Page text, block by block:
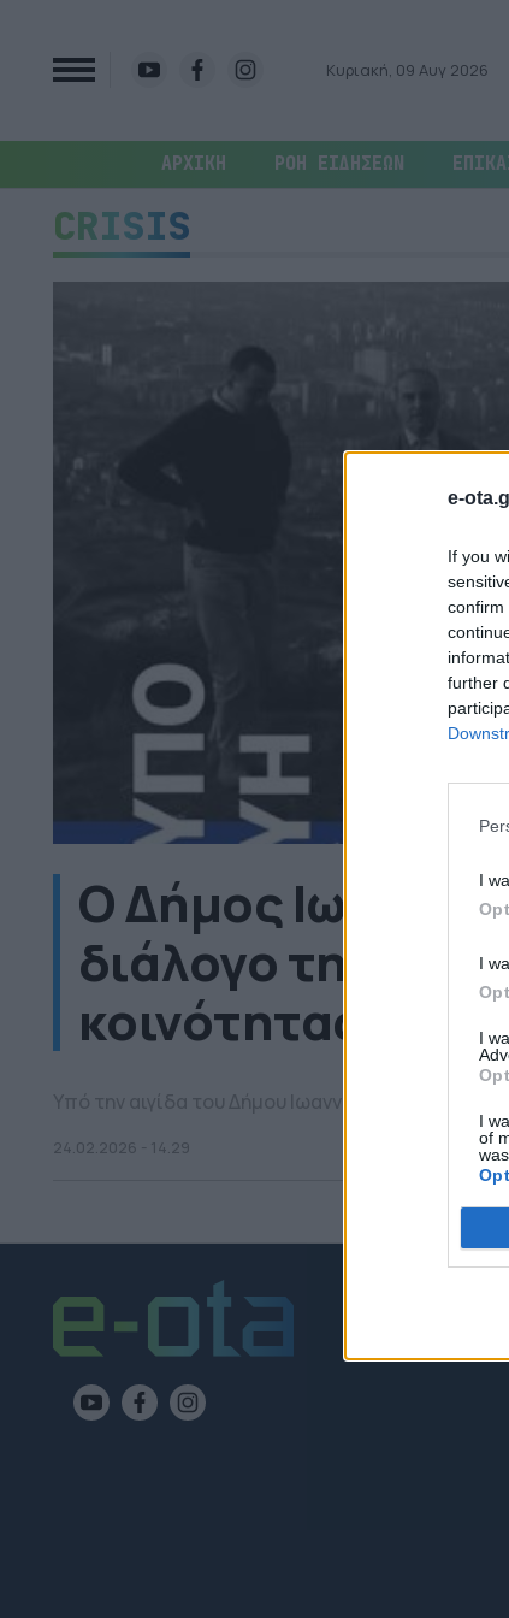
e-
If you
confirm
further
I
I
I
I
of
Κυριακή, 09 Αυγ 2026
ΑΡΧΙΚΗ ΡΟΗ ΕΙΔΗΣΕΩΝ
CRISIS
Ο Δήμος
διάλογο της
κοινότητας με
24.02.2026 - 14.29